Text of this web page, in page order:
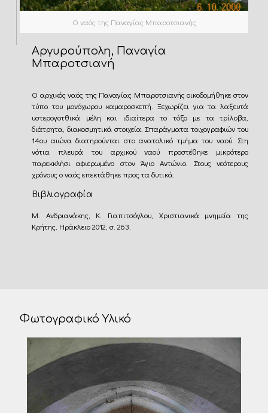
Ο ναός της Παναγίας Μπαροτσιανής
Αργυρούπολη, Παναγία
Μπαροτσιανή
Ο αρχικός ναός της Παναγίας Μπαροτσιανής οικοδομήθηκε στον
τύπο του μονόχωρου καμαροσκεπή. Ξεχωρίζει για τα λαξευτά
υστερογοτθικά μέλη και ιδιαίτερα το τόξο με τα τρίλοβα,
διάτρητα, διακοσμητικά στοιχεία. Σπαράγματα τοιχογραφιών του
14ου αιώνα διατηρούνται στο ανατολικό τμήμα του ναού. Στη
νότια πλευρά του αρχικού ναού προστέθηκε μικρότερο
παρεκκλήσι αφιερωμένο στoν Άγιο Αντώνιο. Στους νεότερους
χρόνους ο ναός επεκτάθηκε προς τα δυτικά.
Βιβλιογραφία
Μ. Ανδριανάκης, Κ. Γιαπιτσόγλου, Χριστιανικά μνημεία της
Κρήτης, Ηράκλειο 2012, σ. 263.
Φωτογραφικό Υλικό